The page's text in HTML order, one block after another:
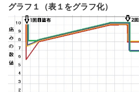
グラフ１（表１をグラフ化）